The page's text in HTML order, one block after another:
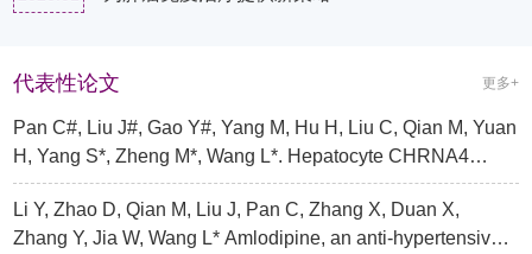
代表性论文 更多+
Pan C#, Liu J#, Gao Y#, Yang M, Hu H, Liu C, Qian M, Yuan
H, Yang S*, Zheng M*, Wang L*. Hepatocyte CHRNA4
mediates the MASH-promotive effects of immune cells-
produced acetylcholine and smoking exposure in mice and
humans. Cell Metabolism. 2023 Dec; 35(12): 2231-2249.
Li Y, Zhao D, Qian M, Liu J, Pan C, Zhang X, Duan X,
Zhang Y, Jia W, Wang L* Amlodipine, an anti-hypertensive